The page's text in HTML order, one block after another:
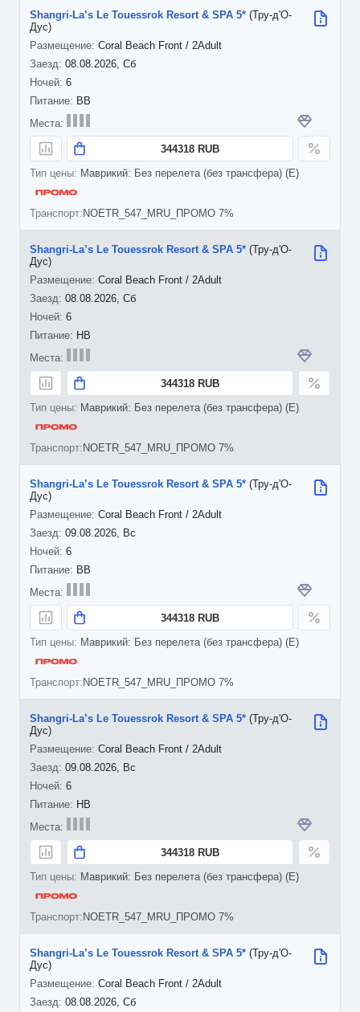
08.08.2026, Сб
6
Shangri-La’s Le Touessrok Resort & SPA 5* (Тру-д'О-
Дус)
Coral Beach Front / 2Adult
BB
344318 RUB
Маврикий: Без перелета (без трансфера) (E)
NOETR_547_MRU_ПРОМО 7%
08.08.2026, Сб
6
Shangri-La’s Le Touessrok Resort & SPA 5* (Тру-д'О-
Дус)
Coral Beach Front / 2Adult
HB
344318 RUB
Маврикий: Без перелета (без трансфера) (E)
NOETR_547_MRU_ПРОМО 7%
09.08.2026, Вс
6
Shangri-La’s Le Touessrok Resort & SPA 5* (Тру-д'О-
Дус)
Coral Beach Front / 2Adult
BB
344318 RUB
Маврикий: Без перелета (без трансфера) (E)
NOETR_547_MRU_ПРОМО 7%
09.08.2026, Вс
6
Shangri-La’s Le Touessrok Resort & SPA 5* (Тру-д'О-
Дус)
Coral Beach Front / 2Adult
HB
344318 RUB
Маврикий: Без перелета (без трансфера) (E)
NOETR_547_MRU_ПРОМО 7%
08.08.2026, Сб
Shangri-La’s Le Touessrok Resort & SPA 5* (Тру-д'О-
Дус)
Coral Beach Front / 2Adult